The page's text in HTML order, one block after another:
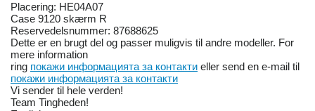
Placering: HE04A07
Case 9120 skærm R
Reservedelsnummer: 87688625
Dette er en brugt del og passer muligvis til andre modeller. For
mere information
ring покажи информацията за контакти eller send en e-mail til
покажи информацията за контакти
Vi sender til hele verden!
Team Tingheden!